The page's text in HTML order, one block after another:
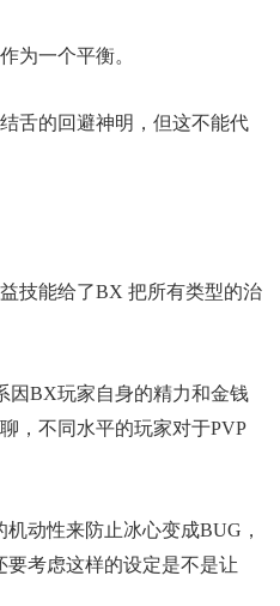
为一个平衡。
舌的回避神明，但这不能代
技能给了BX 把所有类型的治
因BX玩家自身的精力和金钱
，不同水平的玩家对于PVP
动性来防止冰心变成BUG，
考虑这样的设定是不是让